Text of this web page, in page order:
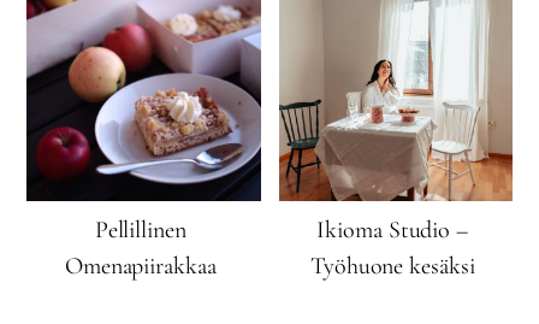
Pellillinen
Omenapiirakkaa
Ikioma Studio –
Työhuone kesäksi